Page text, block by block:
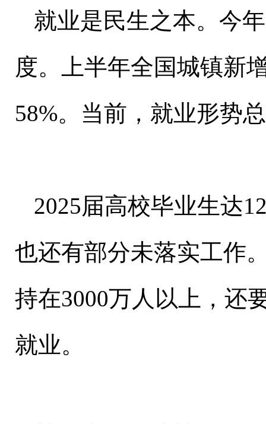
就业是民生之本。今
度。上半年全国城镇新
58%。当前，就业形势
2025届高校毕业生达
也还有部分未落实工作
持在3000万人以上，还
就业。